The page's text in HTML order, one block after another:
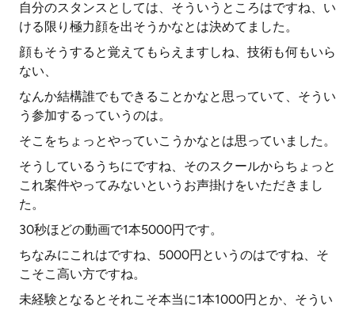
自分のスタンスとしては、そういうところはですね、い
ける限り極力顔を出そうかなとは決めてました。
顔もそうすると覚えてもらえますしね、技術も何もいら
ない、
なんか結構誰でもできることかなと思っていて、そうい
う参加するっていうのは。
そこをちょっとやっていこうかなとは思っていました。
そうしているうちにですね、そのスクールからちょっと
これ案件やってみないというお声掛けをいただきまし
た。
30秒ほどの動画で1本5000円です。
ちなみにこれはですね、5000円というのはですね、そ
こそこ高い方ですね。
未経験となるとそれこそ本当に1本1000円とか、そうい